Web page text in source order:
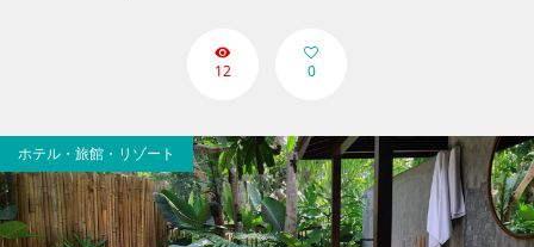
12 0
ホテル・旅館・リゾート